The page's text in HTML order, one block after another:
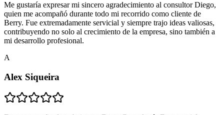
Me gustaría expresar mi sincero agradecimiento al consultor Diego,
quien me acompañó durante todo mi recorrido como cliente de
Berry. Fue extremadamente servicial y siempre trajo ideas valiosas,
contribuyendo no solo al crecimiento de la empresa, sino también a
mi desarrollo profesional.
A
Alex Siqueira